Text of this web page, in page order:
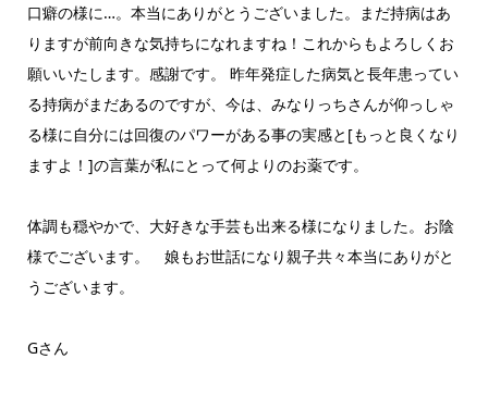
口癖の様に…。本当にありがとうございました。まだ持病はあ
りますが前向きな気持ちになれますね！これからもよろしくお
願いいたします。感謝です。 昨年発症した病気と長年患ってい
る持病がまだあるのですが、今は、みなりっちさんが仰っしゃ
る様に自分には回復のパワーがある事の実感と[もっと良くなり
ますよ！]の言葉が私にとって何よりのお薬です。
体調も穏やかで、大好きな手芸も出来る様になりました。お陰
様でございます。 娘もお世話になり親子共々本当にありがと
うございます。
Gさん